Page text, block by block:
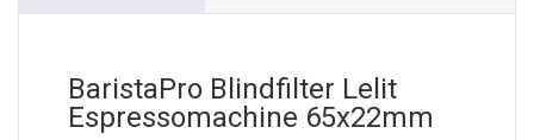
BaristaPro Blindfilter Lelit
Espressomachine 65x22mm